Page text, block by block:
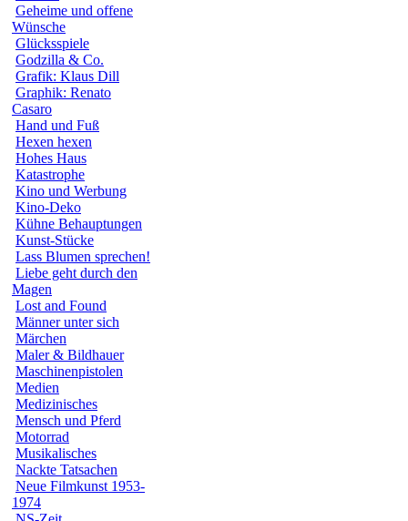
Geheime und offene
Wünsche
Glücksspiele
Godzilla & Co.
Grafik: Klaus Dill
Graphik: Renato
Casaro
Hand und Fuß
Hexen hexen
Hohes Haus
Katastrophe
Kino und Werbung
Kino-Deko
Kühne Behauptungen
Kunst-Stücke
Lass Blumen sprechen!
Liebe geht durch den
Magen
Lost and Found
Männer unter sich
Märchen
Maler & Bildhauer
Maschinenpistolen
Medien
Medizinisches
Mensch und Pferd
Motorrad
Musikalisches
Nackte Tatsachen
Neue Filmkunst 1953-
1974